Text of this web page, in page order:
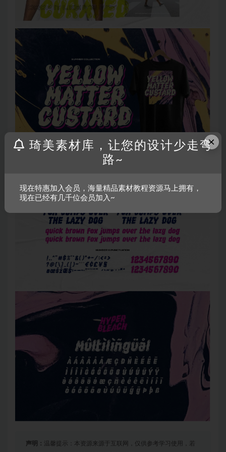
声明： 温馨提示：本资源来源于互联网，仅供参考学习使用，若
×
琦美素材库，让您的设计少走弯
路~
现在特惠加入会员，海量精品素材教程资源马上拥有，
现在已经有几千位会员加入~